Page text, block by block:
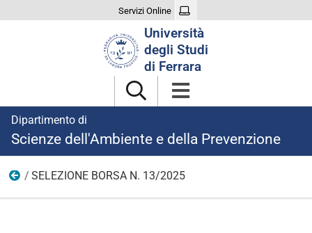
Servizi Online
Università
degli Studi
di Ferrara
Dipartimento di
Scienze dell'Ambiente e della Prevenzione
Ricerca
SELEZIONE BORSA N. 13/2025